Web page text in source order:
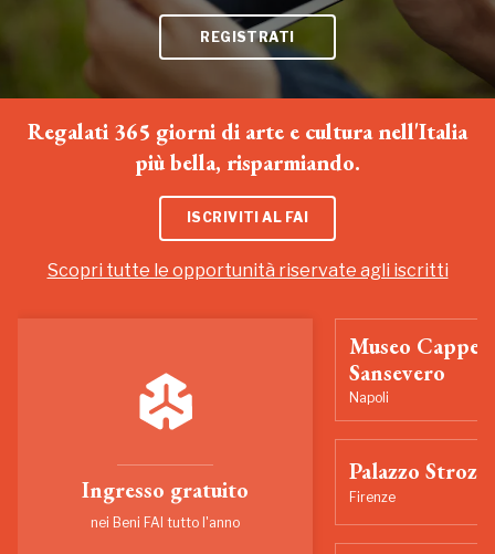
REGISTRATI
Regalati 365 giorni di arte e cultura nell'Italia
più bella, risparmiando.
ISCRIVITI AL FAI
Scopri tutte le opportunità riservate agli iscritti
Ingresso gratuito
nei Beni FAI tutto l'anno
Museo
Sansevero
Napoli
Palazzo Strozzi
Firenze